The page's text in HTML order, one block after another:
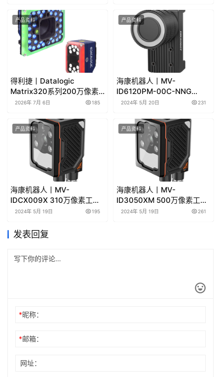
产品资料
得利捷丨Datalogic
Matrix320系列200万像素
固定式工业扫描器产品彩页
2026年 7月 6日 185
产品资料
海康机器人丨MV-
ID6120PM-00C-NNG
1200万像素智能读码器产品
2024年 5月 20日 231
产品资料
海康机器人丨MV-
IDCX009X 310万像素工业
读码器产品彩页/用户手册下
2024年 5月 19日 195
产品资料
海康机器人丨MV-
ID3050XM 500万像素工业
读码器产品彩页/用户手册下
2024年 5月 19日 261
发表回复
*昵称：
*邮箱：
网址：